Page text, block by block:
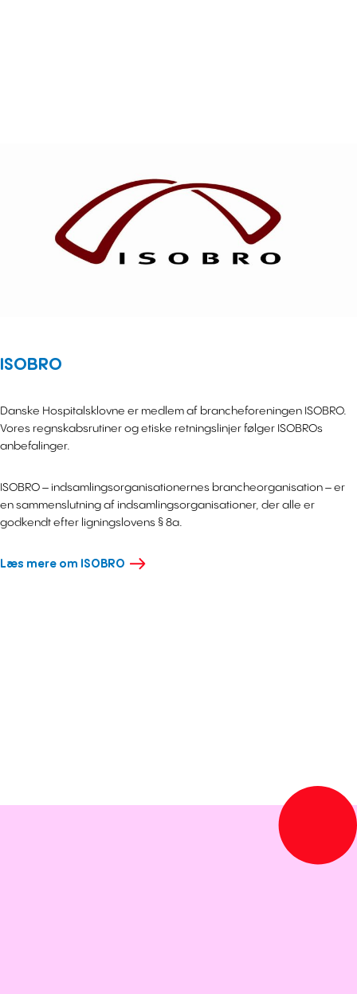
ISOBRO
Danske Hospitalsklovne er medlem af brancheforeningen ISOBRO.
Vores regnskabsrutiner og etiske retningslinjer følger ISOBROs
anbefalinger.
ISOBRO – indsamlingsorganisationernes brancheorganisation – er
en sammenslutning af indsamlingsorganisationer, der alle er
godkendt efter ligningslovens § 8a.
Læs mere om ISOBRO